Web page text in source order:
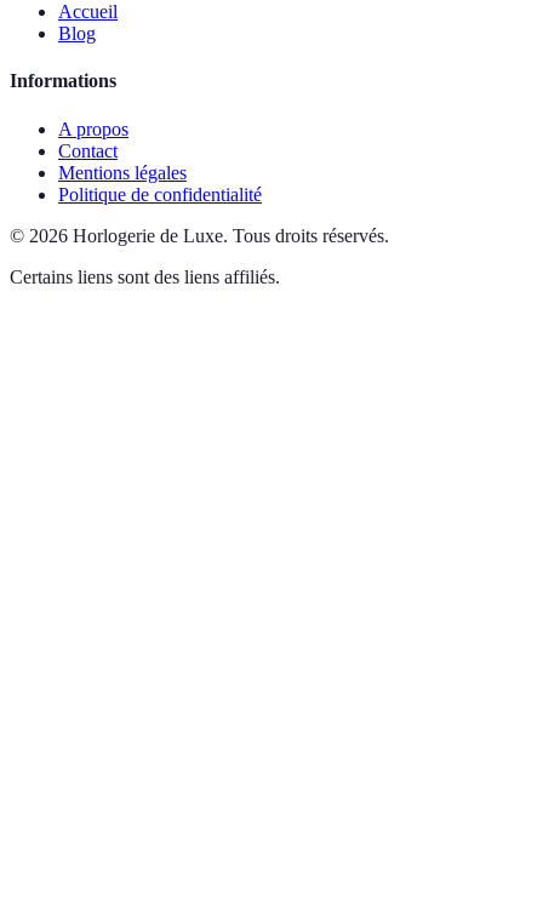
Accueil
Blog
Informations
A propos
Contact
Mentions légales
Politique de confidentialité
© 2026 Horlogerie de Luxe. Tous droits réservés.
Certains liens sont des liens affiliés.